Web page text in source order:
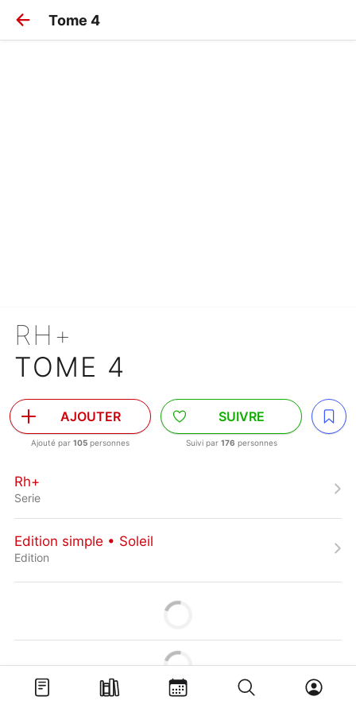
Tome 4
RH+
TOME 4
AJOUTER
Ajouté par 105 personnes
SUIVRE
Suivi par 176 personnes
Rh+
Serie
Edition simple • Soleil
Edition